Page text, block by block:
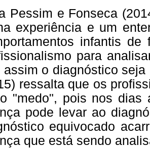
Pessim e Fonseca
experiência e um
infantis
para
assim o diagnóstico
ressalta que os
"medo", pois nos dias
pode levar ao
equivocado
que está sendo